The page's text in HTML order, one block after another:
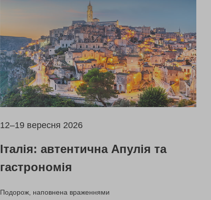
12–19 вересня 2026
Італія: автентична Апулія та
гастрономія
Подорож, наповнена враженнями